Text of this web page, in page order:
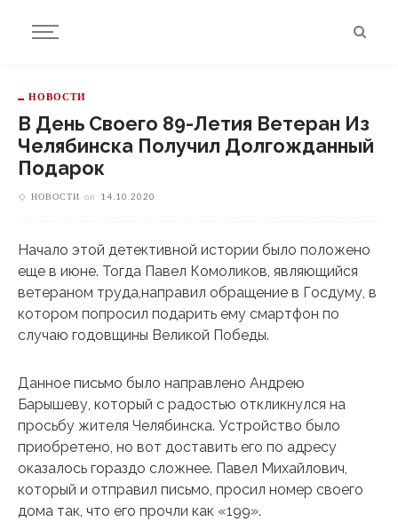
НОВОСТИ
В День Своего 89-Летия Ветеран Из
Челябинска Получил Долгожданный
Подарок
НОВОСТИ on 14.10.2020
Начало этой детективной истории было положено
еще в июне. Тогда Павел Комоликов, являющийся
ветераном труда,направил обращение в Госдуму, в
котором попросил подарить ему смартфон по
случаю годовщины Великой Победы.
Данное письмо было направлено Андрею
Барышеву, который с радостью откликнулся на
просьбу жителя Челябинска. Устройство было
приобретено, но вот доставить его по адресу
оказалось гораздо сложнее. Павел Михайлович,
который и отправил письмо, просил номер своего
дома так, что его прочли как «199».